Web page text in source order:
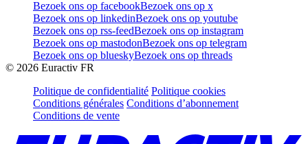
Bezoek ons op facebookBezoek ons op x
Bezoek ons op linkedinBezoek ons op youtube
Bezoek ons op rss-feedBezoek ons op instagram
Bezoek ons op mastodonBezoek ons op telegram
Bezoek ons op blueskyBezoek ons op threads
© 2026 Euractiv FR
Politique de confidentialité Politique cookies
Conditions générales Conditions d’abonnement
Conditions de vente